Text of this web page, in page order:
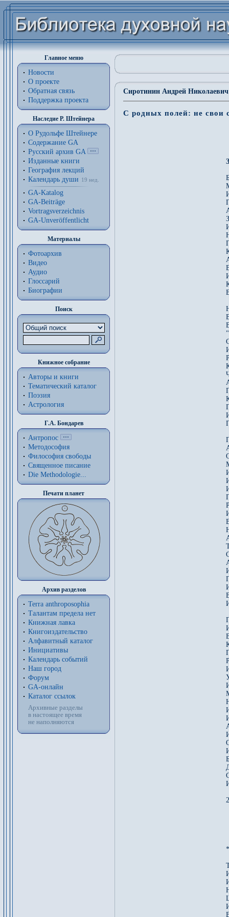
Главное меню
Новости
О проекте
Обратная связь
Поддержка проекта
Наследие Р. Штейнера
О Рудольфе Штейнере
Содержание GA
Русский архив GA
Изданные книги
География лекций
Календарь души
19 нед.
GA-Katalog
GA-Beiträge
Vortragsverzeichnis
GA-Unveröffentlicht
Материалы
Фотоархив
Видео
Аудио
Глоссарий
Биографии
Поиск
Книжное собрание
Авторы и книги
Тематический каталог
Поэзия
Астрология
Г.А. Бондарев
Антропос
Методософия
Философия cвободы
Священное писание
Die Methodologie...
Печати планет
Архив разделов
Terra anthroposophia
Талантам предела нет
Книжная лавка
Книгоиздательство
Алфавитный каталог
Инициативы
Календарь событий
Наш город
Форум
GA-онлайн
Каталог ссылок
Архивные разделы
в настоящее время
не наполняются
Сиротинин Андрей Николаевич
С родных полей: не свои